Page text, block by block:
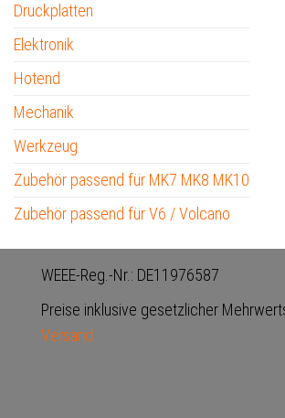
Druckplatten
Elektronik
Hotend
Mechanik
Werkzeug
Zubehör passend für MK7 MK8 MK10
Zubehör passend für V6 / Volcano
WEEE-Reg.-Nr.: DE11976587
Preise inklusive gesetzlicher
Versand